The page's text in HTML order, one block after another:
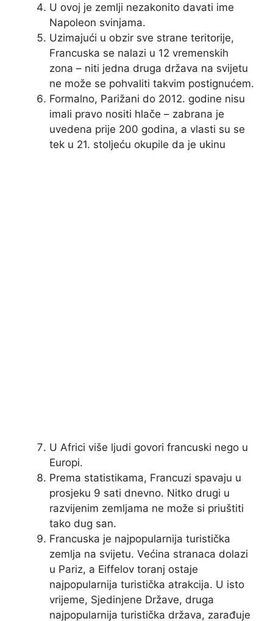
U ovoj je zemlji nezakonito davati ime
Napoleon svinjama.
Uzimajući u obzir sve strane teritorije,
Francuska se nalazi u 12 vremenskih
zona – niti jedna druga država na svijetu
ne može se pohvaliti takvim postignućem.
Formalno, Parižani do 2012. godine nisu
imali pravo nositi hlače – zabrana je
uvedena prije 200 godina, a vlasti su se
tek u 21. stoljeću okupile da je ukinu
U Africi više ljudi govori francuski nego u
Europi.
Prema statistikama, Francuzi spavaju u
prosjeku 9 sati dnevno. Nitko drugi u
razvijenim zemljama ne može si priuštiti
tako dug san.
Francuska je najpopularnija turistička
zemlja na svijetu. Većina stranaca dolazi
u Pariz, a Eiffelov toranj ostaje
najpopularnija turistička atrakcija. U isto
vrijeme, Sjedinjene Države, druga
najpopularnija turistička država, zarađuje